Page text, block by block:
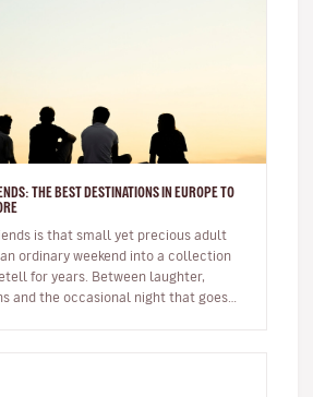
THE BEST DESTINATIONS IN EUROPE TO
is that small yet precious adult
ordinary weekend into a collection
for years. Between laughter,
and the occasional night that goes